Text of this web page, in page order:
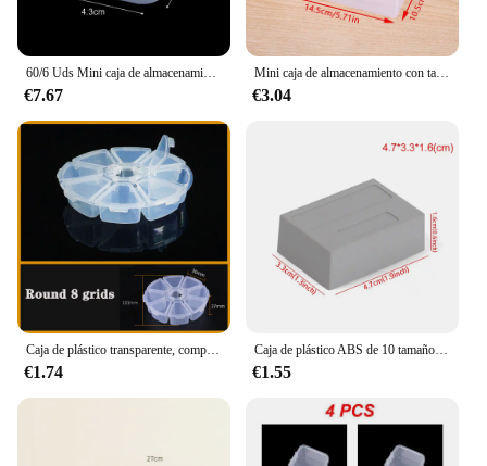
€7.67
Mini caja de almacenamiento con tapa transparente, caja de plástico pequeña para piezas, herramientas, estuche de exhibición de Joyas, contenedor de cuentas
€3.04
€1.74
Caja de plástico ABS de 10 tamaños, caja de instrumentos blanca/gris, cubierta impermeable, caja de proyecto, caja de proyecto electrónico
€1.55